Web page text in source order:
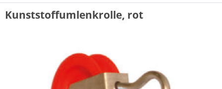
Kunststoffumlenkrolle, rot